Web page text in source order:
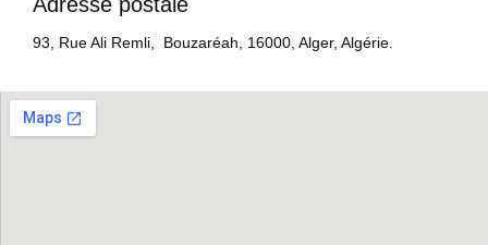
93, Rue Ali Remli, Bouzaréah, 16000, Alger, Algérie.